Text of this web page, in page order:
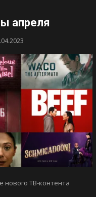
апреля
нового ТВ-контента